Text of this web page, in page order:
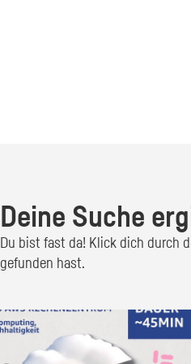
Deine Suche
Du bist fast da! Klick dich durch
gefunden hast.